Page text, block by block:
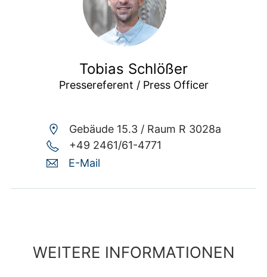
Tobias Schlößer
Pressereferent / Press Officer
Gebäude 15.3 / Raum R 3028a
+49 2461/61-4771
E-Mail
WEITERE INFORMATIONEN